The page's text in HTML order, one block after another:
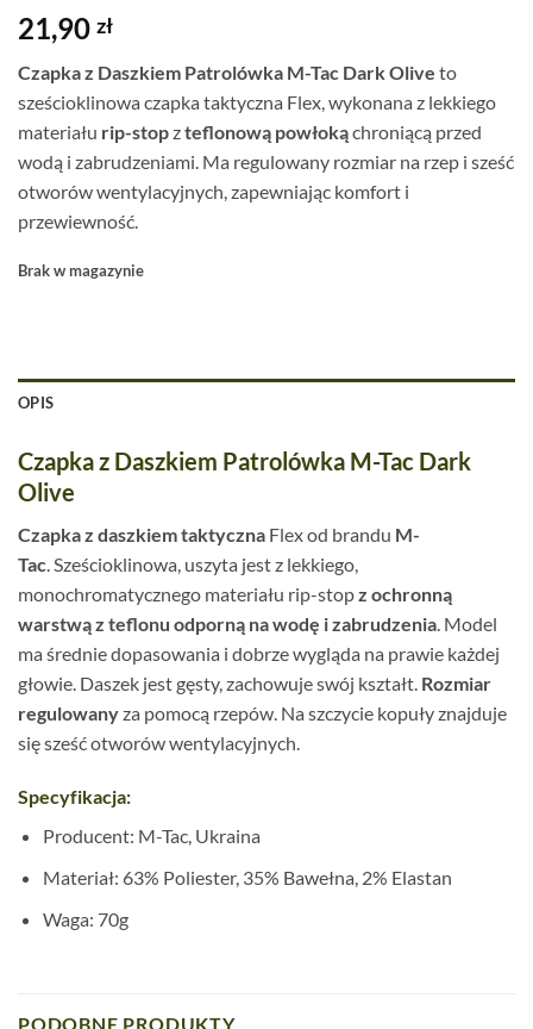
21,90 zł
Czapka z Daszkiem Patrolówka M-Tac Dark Olive to
sześcioklinowa czapka taktyczna Flex, wykonana z lekkiego
materiału rip-stopzteflonową powłokąchroniącą przed
wodą i zabrudzeniami. Ma regulowany rozmiar na rzep i sześć
otworów wentylacyjnych, zapewniając komfort i
przewiewność.
Brak w magazynie
OPIS
Czapka z Daszkiem Patrolówka M-Tac Dark
Olive
Czapka z daszkiem taktyczna Flex od brandu M-
Tac . Sześcioklinowa, uszyta jest z lekkiego,
monochromatycznego materiału rip-stopz ochronną
warstwą z teflonu odporną na wodę i zabrudzenia . Model
ma średnie dopasowania i dobrze wygląda na prawie każdej
głowie. Daszek jest gęsty, zachowuje swój kształt. Rozmiar
regulowanyza pomocą rzepów. Na szczycie kopuły znajduje
się sześć otworów wentylacyjnych.
Specyfikacja:
Producent: M-Tac, Ukraina
Materiał: 63% Poliester, 35% Bawełna, 2% Elastan
Waga: 70g
PODOBNE PRODUKTY